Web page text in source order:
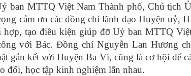
ban MTTQ Việt Nam Thành phố, Chủ tịch
cảm ơn các đồng chí lãnh đạo Huyện uỷ,
tạo điều kiện giúp đỡ Uỷ ban MTTQ
với Bác.Đồng chí Nguyễn Lan Hương
gắn kết với Huyện Ba Vì, cũng là cơ hội để
đổi, học tập kinh nghiệm lẫn nhau.